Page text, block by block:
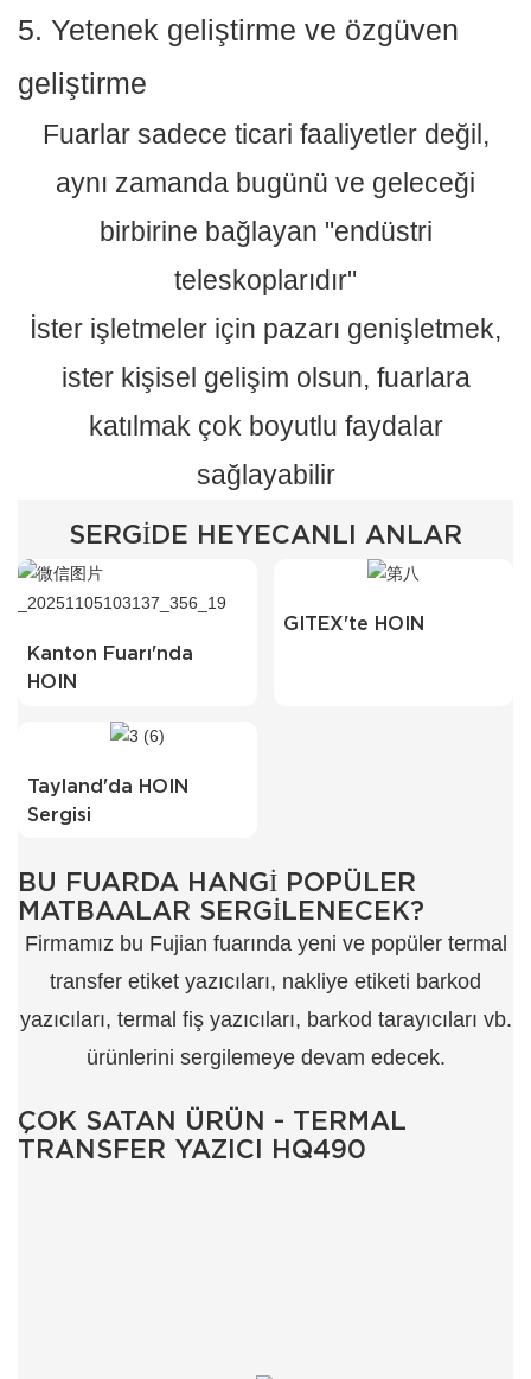
5. Yetenek geliştirme ve özgüven
geliştirme
Fuarlar sadece ticari faaliyetler değil,
aynı zamanda bugünü ve geleceği
birbirine bağlayan "endüstri
teleskoplarıdır"
İster işletmeler için pazarı genişletmek,
ister kişisel gelişim olsun, fuarlara
katılmak çok boyutlu faydalar
sağlayabilir
SERGIDE HEYECANLI ANLAR
Kanton Fuarı'nda
HOIN
GITEX'te HOIN
Tayland'da HOIN
Sergisi
BU FUARDA HANGI POPÜLER
MATBAALAR SERGILENECEK?
Firmamız bu Fujian fuarında yeni ve popüler termal
transfer etiket yazıcıları, nakliye etiketi barkod
yazıcıları, termal fiş yazıcıları, barkod tarayıcıları vb.
ürünlerini sergilemeye devam edecek.
ÇOK SATAN ÜRÜN - TERMAL
TRANSFER YAZICI HQ490